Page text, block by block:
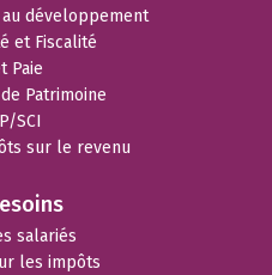
développement
et Fiscalité
Paie
Patrimoine
SCI
sur le revenu
salariés
les impôts